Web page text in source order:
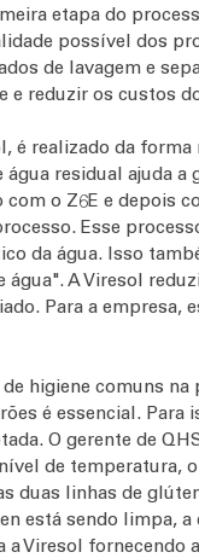
etapa do
possível dos
de lavagem e
e reduzir os custos
é realizado da forma
residual ajuda a
o Z6E e depois
Esse
da água. Isso
A Viresol
Para a empresa,
higiene comuns na
é essencial. Para
O gerente de
de temperatura,
duas linhas de
está sendo limpa, a
Viresol fornecendo